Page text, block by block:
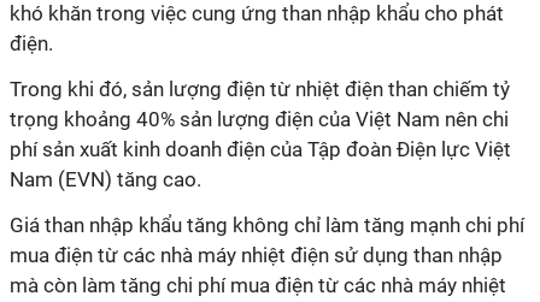
khó khăn trong việc cung ứng than nhập khẩu cho phát
điện.
Trong khi đó, sản lượng điện từ nhiệt điện than chiếm tỷ
trọng khoảng 40% sản lượng điện của Việt Nam nên chi
phí sản xuất kinh doanh điện của Tập đoàn Điện lực Việt
Nam (EVN) tăng cao.
Giá than nhập khẩu tăng không chỉ làm tăng mạnh chi phí
mua điện từ các nhà máy nhiệt điện sử dụng than nhập
mà còn làm tăng chi phí mua điện từ các nhà máy nhiệt